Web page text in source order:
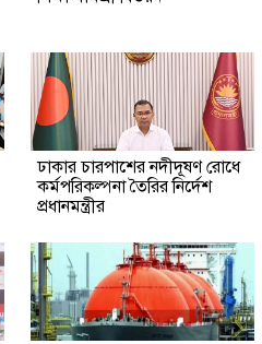
ঢাকার চারপাশের নদীদূষণ রোধে
কর্মপরিকল্পনা তৈরির নির্দেশ
প্রধানমন্ত্রীর